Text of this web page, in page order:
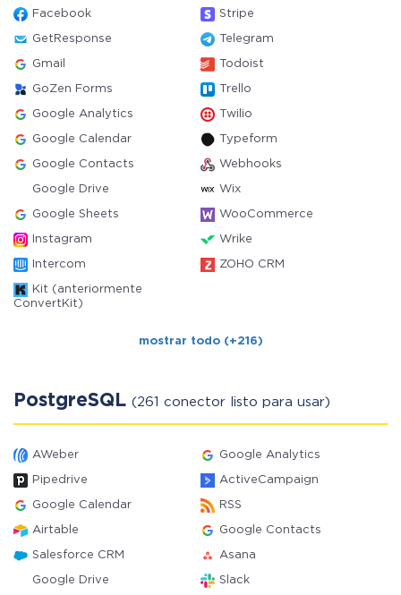
Facebook Stripe
GetResponse Telegram
Gmail Todoist
GoZen Forms Trello
Google Analytics Twilio
Google Calendar Typeform
Google Contacts Webhooks
Google Drive Wix
Google Sheets WooCommerce
Instagram Wrike
Intercom ZOHO CRM
Kit (anteriormente
ConvertKit)
mostrar todo (+216)
PostgreSQL (261 conector listo para usar)
AWeber Google Analytics
Pipedrive ActiveCampaign
Google Calendar RSS
Airtable Google Contacts
Salesforce CRM Asana
Google Drive Slack